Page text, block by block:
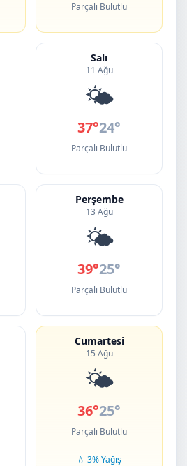
Parçalı Bulutlu
Salı
11 Ağu
🌤️
37°24°
Parçalı Bulutlu
Perşembe
13 Ağu
🌤️
39°25°
Parçalı Bulutlu
Cumartesi
15 Ağu
🌤️
36°25°
Parçalı Bulutlu
💧 3% Yağış